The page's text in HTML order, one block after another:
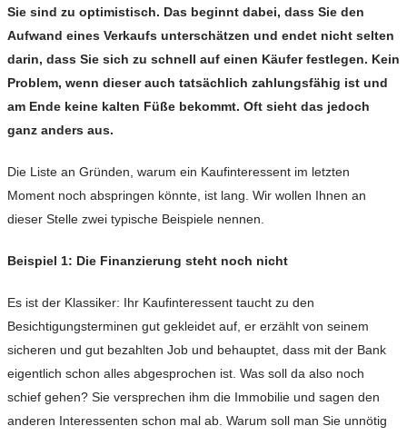
Sie sind zu optimistisch. Das beginnt dabei, dass Sie den
Aufwand eines Verkaufs unterschätzen und endet nicht selten
darin, dass Sie sich zu schnell auf einen Käufer festlegen. Kein
Problem, wenn dieser auch tatsächlich zahlungsfähig ist und
am Ende keine kalten Füße bekommt. Oft sieht das jedoch
ganz anders aus.
Die Liste an Gründen, warum ein Kaufinteressent im letzten
Moment noch abspringen könnte, ist lang. Wir wollen Ihnen an
dieser Stelle zwei typische Beispiele nennen.
Beispiel 1: Die Finanzierung steht noch nicht
Es ist der Klassiker: Ihr Kaufinteressent taucht zu den
Besichtigungsterminen gut gekleidet auf, er erzählt von seinem
sicheren und gut bezahlten Job und behauptet, dass mit der Bank
eigentlich schon alles abgesprochen ist. Was soll da also noch
schief gehen? Sie versprechen ihm die Immobilie und sagen den
anderen Interessenten schon mal ab. Warum soll man Sie unnötig